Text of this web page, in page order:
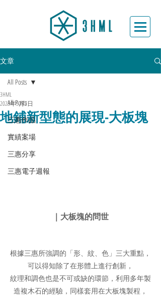
文章
All Posts
三惠作品
實績案場
三惠分享
三惠電子週報
All Posts
地鋪新型態的展現-大板塊
3HML
2023年5月2日
｜大板塊的問世
根據三惠所強調的「形、紋、色」三大重點，
可以得知除了在形體上進行創新，
紋理和調色也是不可或缺的環節，利用多年製
造複木石的經驗，同樣套用在大板塊製程，